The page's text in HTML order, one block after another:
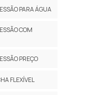
PARA ÁGUA
COM
PREÇO
FLEXÍVEL